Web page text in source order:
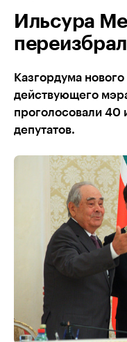
Ильсура
Казгордума
действующего
проголосовали 40
депутатов.